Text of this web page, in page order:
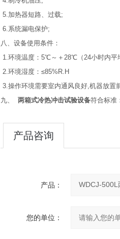
5.加热器短路、过载;
6.系统漏电保护;
八、设备使用条件：
1.环境温度：5℃～＋28℃（24小时内平
2.环境湿度：≤85%R.H
3.操作环境需要室内通风良好,机器放置
九、
两箱式冷热冲击试验设备符合标准
产品咨询
产品：
您的单位：